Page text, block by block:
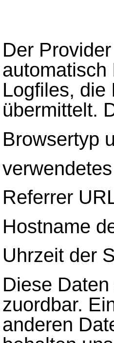
Der
automatisch
Logfiles, die
übermittelt.
Browsertyp
Referrer
Hostname
Uhrzeit der
Diese
zuordbar.
anderen